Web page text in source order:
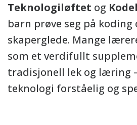
Teknologiløftet og
barn prøve seg på koding
skaperglede. Mange
som et verdifullt
tradisjonell lek og læring
teknologi forståelig og